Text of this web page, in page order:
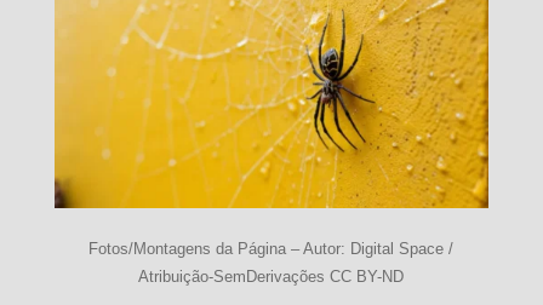
Fotos/Montagens da Página – Autor: Digital Space /
Atribuição-SemDerivações CC BY-ND